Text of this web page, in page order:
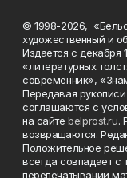
© 1998-2026,
художественный и
Издается с декабря
«литературных
современник»,
Передавая
соглашаются с
на сайтеbelprost.ru.
возвращаются.
Положительное
всегда совпадает с
перепечатывании